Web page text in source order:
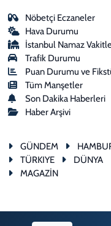
Nöbetçi Eczaneler
Hava Durumu
İstanbul Namaz
Trafik Durumu
Puan Durumu ve
Tüm Manşetler
Son Dakika Haberleri
Haber Arşivi
GÜNDEM
TÜRKIYE
DÜNYA
MAGAZİN